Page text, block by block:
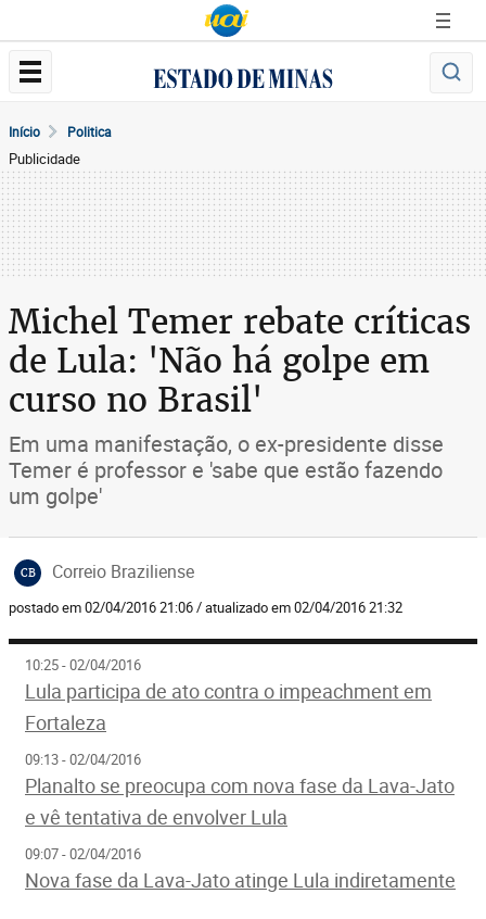
Início Politica
Publicidade
Michel Temer rebate críticas
de Lula: 'Não há golpe em
curso no Brasil'
Em uma manifestação, o ex-presidente disse
Temer é professor e 'sabe que estão fazendo
um golpe'
CB Correio Braziliense
postado em 02/04/2016 21:06 / atualizado em 02/04/2016 21:32
10:25 - 02/04/2016
Lula participa de ato contra o impeachment em
Fortaleza
09:13 - 02/04/2016
Planalto se preocupa com nova fase da Lava-Jato
e vê tentativa de envolver Lula
09:07 - 02/04/2016
Nova fase da Lava-Jato atinge Lula indiretamente